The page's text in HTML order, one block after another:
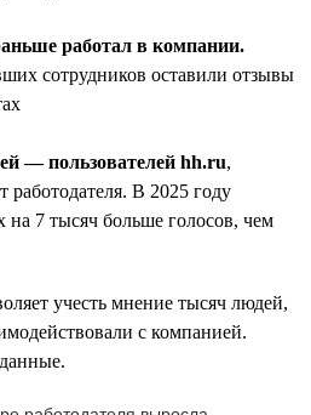
работал в компании.
сотрудников оставили отзывы
— пользователей hh.ru,
В 2025 году
7 тысяч больше голосов, чем
учесть мнение тысяч людей,
с компанией.